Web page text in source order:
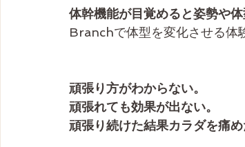
体幹機能が目覚めると姿勢や体
Branchで体型を変化させる体
頑張り方がわからない。
頑張れても効果が出ない。
頑張り続けた結果カラダを痛め